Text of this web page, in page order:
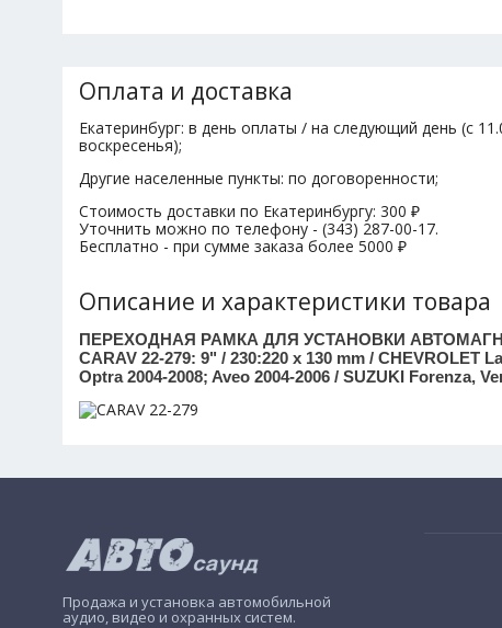
Оплата и доставка
Екатеринбург: в день оплаты / на следующий день (с
воскресенья);
Другие населенные пункты: по договоренности;
Стоимость доставки по Екатеринбургу: 300 ₽
Уточнить можно по телефону - (343) 287-00-17.
Бесплатно - при сумме заказа более 5000 ₽
Описание и характеристики товара
ПЕРЕХОДНАЯ РАМКА ДЛЯ УСТАНОВКИ
CARAV 22-279: 9" / 230:220 x 130 mm / CHEVROLET
Optra 2004-2008; Aveo 2004-2006 / SUZUKI Forenza,
Продажа и установка автомобильной
аудио, видео и охранных систем.